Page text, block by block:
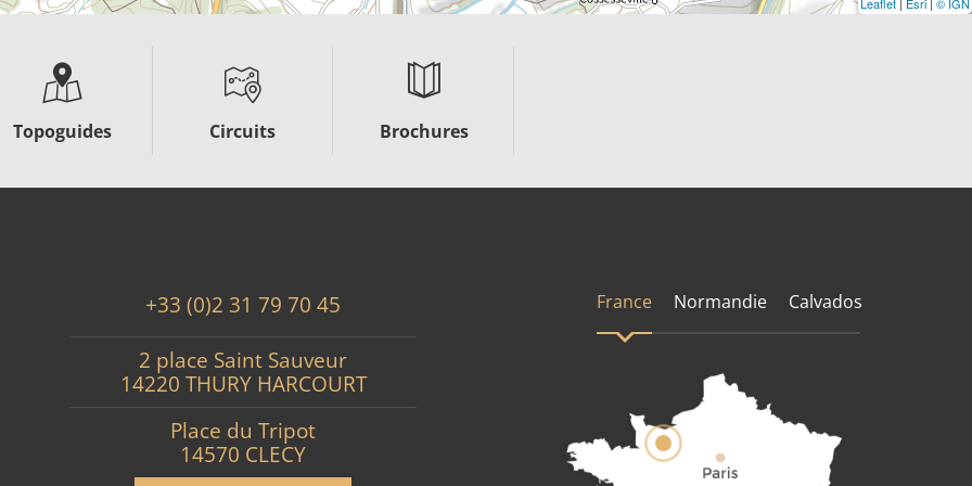
Topoguides Circuits Brochures
+33 (0)2 31 79 70 45
2 place Saint Sauveur
14220 THURY HARCOURT
Place du Tripot
14570 CLECY
France Normandie Calvados